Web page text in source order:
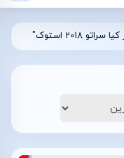
استوک"